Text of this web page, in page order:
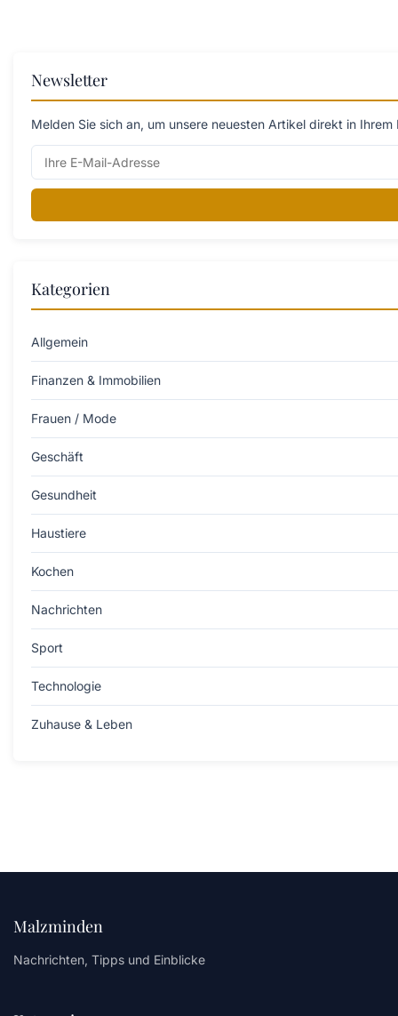
Newsletter
Melden Sie sich an, um unsere neuesten Artikel direkt in
Kategorien
Allgemein
Finanzen & Immobilien
Frauen / Mode
Geschäft
Gesundheit
Haustiere
Kochen
Nachrichten
Sport
Technologie
Zuhause & Leben
Malzminden
Nachrichten, Tipps und Einblicke